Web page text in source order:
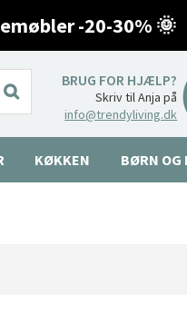
-20-30% 🌞
BRUG FOR HJÆLP?
Skriv til Anja på
info@trendyliving.dk
KØKKEN BØRN OG